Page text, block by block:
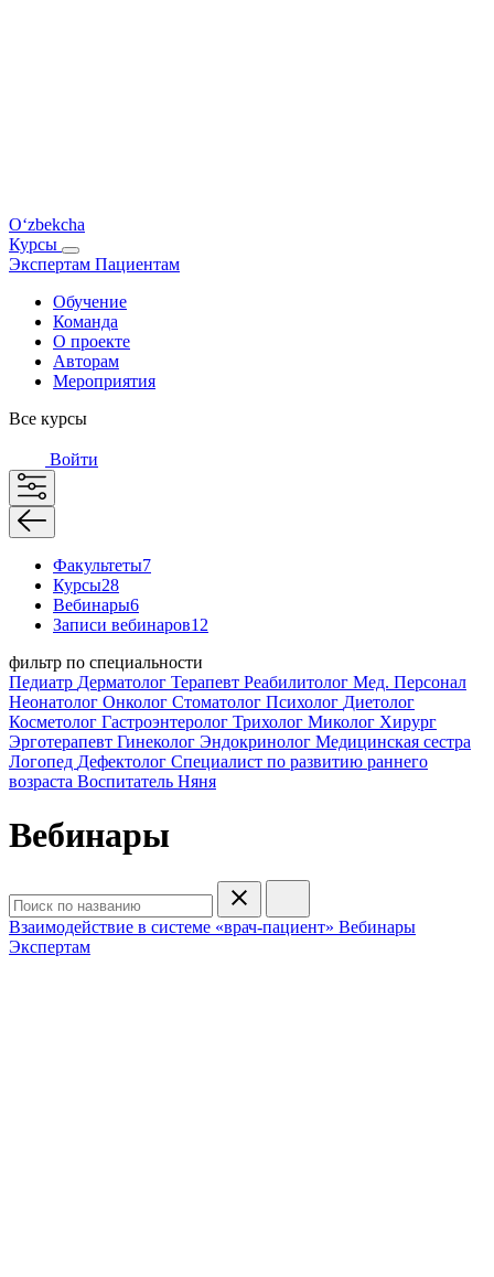
O‘zbekcha
Курсы
Экспертам Пациентам
Обучение
Команда
О проекте
Авторам
Мероприятия
Все курсы
Войти
Факультеты7
Курсы28
Вебинары6
Записи вебинаров12
фильтр по специальности
Педиатр Дерматолог Терапевт Реабилитолог Мед. Персонал
Неонатолог Онколог Стоматолог Психолог Диетолог
Косметолог Гастроэнтеролог Трихолог Миколог Хирург
Эрготерапевт Гинеколог Эндокринолог Медицинская сестра
Логопед Дефектолог Специалист по развитию раннего
возраста Воспитатель Няня
Вебинары
Взаимодействие в системе «врач-пациент» Вебинары
Экспертам